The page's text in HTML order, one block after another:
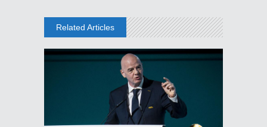
Related Articles